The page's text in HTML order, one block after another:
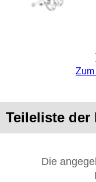
Teileliste der
Die